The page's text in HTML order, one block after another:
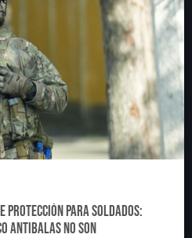
protección para soldados:
antibalas no son